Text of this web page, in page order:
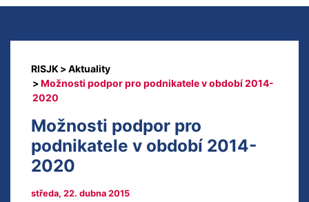
Aktuality
Možnosti podpor pro podnikatele v období 2014-
2020
Možnosti podpor pro
podnikatele v období 2014-
2020
středa, 22. dubna 2015